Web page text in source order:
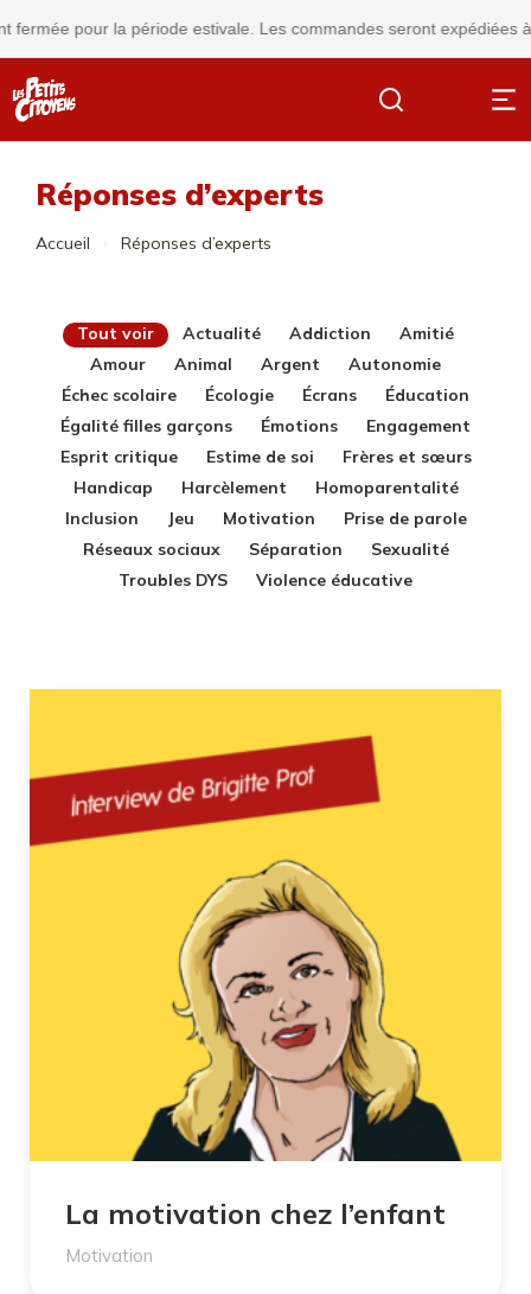
pour la période estivale. Les commandes seront expédiées à
Réponses d’experts
Vous êtes ici :
Accueil Réponses d’experts
Tout voir Actualité Addiction
Amitié
Amour
Animal Argent
Autonomie
Échec scolaire
Écologie Écrans
Éducation
Égalité filles garçons
Émotions
Engagement
Esprit critique
Estime de soi
Frères et sœurs
Handicap
Harcèlement
Homoparentalité
Inclusion
Jeu Motivation
Prise de parole
Réseaux sociaux
Séparation
Sexualité
Troubles DYS
Violence éducative
La motivation chez l’enfant
Motivation